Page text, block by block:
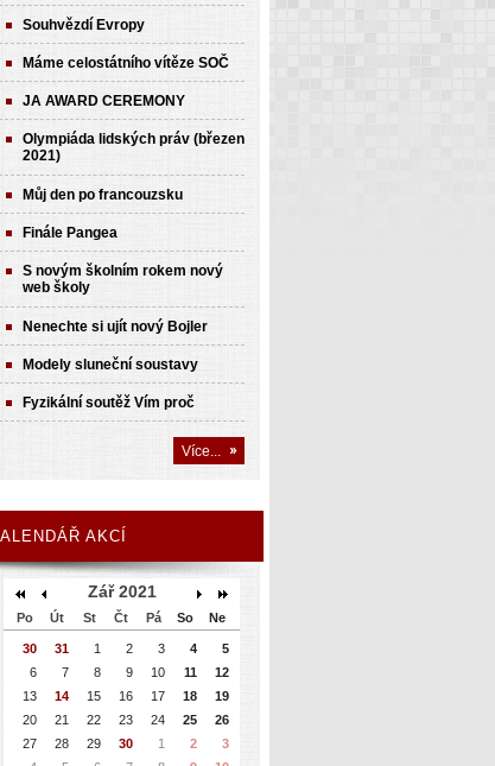
Souhvězdí Evropy
Máme celostátního vítěze SOČ
JA AWARD CEREMONY
Olympiáda lidských práv (březen
2021)
Můj den po francouzsku
Finále Pangea
S novým školním rokem nový
web školy
Nenechte si ujít nový Bojler
Modely sluneční soustavy
Fyzikální soutěž Vím proč
Více...
AKCÍ
Zář 2021
Po Út St Čt Pá So Ne
30 31 1 2 3 4
5
6
7 8 9 10 11
12
13
14 15 16 17 18
19
20
21 22 23 24 25
26
27
28 29 30 1 2
3